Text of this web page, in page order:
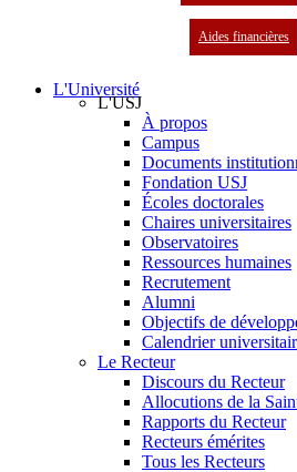
Aides financières
L'Université
L'USJ
À propos
Campus
Documents
Fondation USJ
Écoles doctorales
Chaires universitaires
Observatoires
Ressources humaines
Recrutement
Alumni
Objectifs de
Calendrier
Le Recteur
Discours du Recteur
Allocutions de la
Rapports du Recteur
Recteurs émérites
Tous les Recteurs